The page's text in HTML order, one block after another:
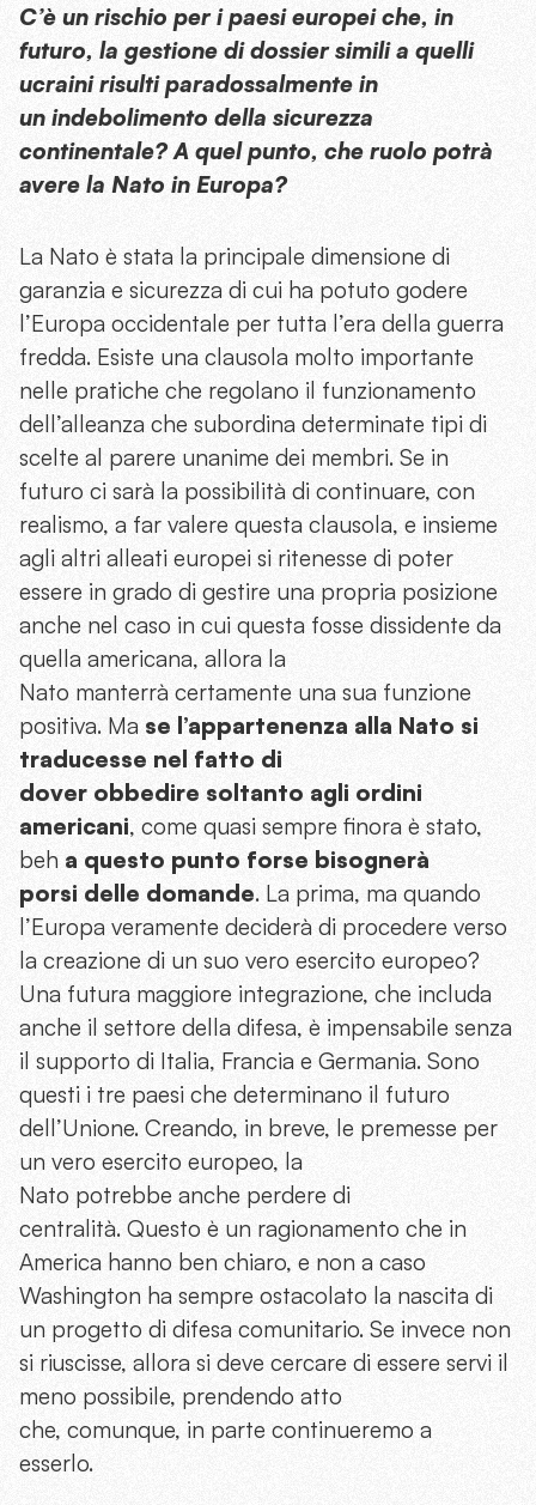
C’è un rischio per i paesi europei che, in
futuro, la gestione di dossier simili a quelli
ucraini risulti paradossalmente in
un indebolimento della sicurezza
continentale? A quel punto, che ruolo potrà
avere la Nato in Europa?
La Nato è stata la principale dimensione di
garanzia e sicurezza di cui ha potuto godere
l’Europa occidentale per tutta l’era della guerra
fredda. Esiste una clausola molto importante
nelle pratiche che regolano il funzionamento
dell’alleanza che subordina determinate tipi di
scelte al parere unanime dei membri. Se in
futuro ci sarà la possibilità di continuare, con
realismo, a far valere questa clausola, e insieme
agli altri alleati europei si ritenesse di poter
essere in grado di gestire una propria posizione
anche nel caso in cui questa fosse dissidente da
quella americana, allora la
Nato manterrà certamente una sua funzione
positiva. Ma se l’appartenenza alla Nato si
traducesse nel fatto di
dover obbedire soltanto agli ordini
americani, come quasi sempre finora è stato,
beh a questo punto forse bisognerà
porsi delle domande. La prima, ma quando
l’Europa veramente deciderà di procedere verso
la creazione di un suo vero esercito europeo?
Una futura maggiore integrazione, che includa
anche il settore della difesa, è impensabile senza
il supporto di Italia, Francia e Germania. Sono
questi i tre paesi che determinano il futuro
dell’Unione. Creando, in breve, le premesse per
un vero esercito europeo, la
Nato potrebbe anche perdere di
centralità. Questo è un ragionamento che in
America hanno ben chiaro, e non a caso
Washington ha sempre ostacolato la nascita di
un progetto di difesa comunitario. Se invece non
si riuscisse, allora si deve cercare di essere servi il
meno possibile, prendendo atto
che, comunque, in parte continueremo a
esserlo.